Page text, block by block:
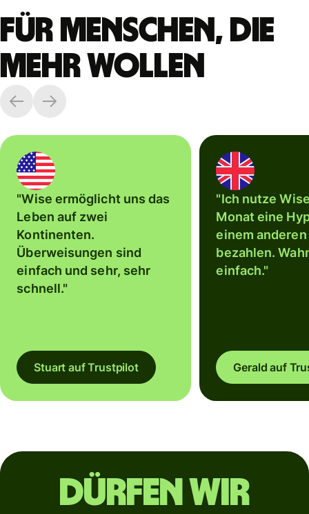
Für Menschen, die
mehr wollen
"Wise ermöglicht uns das
Leben auf zwei
Kontinenten.
Überweisungen sind
einfach und sehr, sehr
schnell."
Stuart auf Trustpilot
"Ich nutze
Monat eine
einem anderen
bezahlen.
einfach."
Gerald auf
Dürfen wir